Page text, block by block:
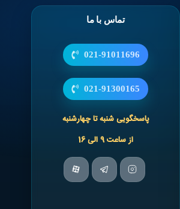
تماس با ما
021-91011696
021-91300165
پاسخگویی شنبه تا چهارشنبه
از ساعت 9 الی 16